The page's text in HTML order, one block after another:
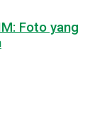
Foto yang